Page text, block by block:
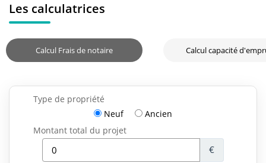
Les calculatrices
Calcul Frais de notaire Calcul capacité